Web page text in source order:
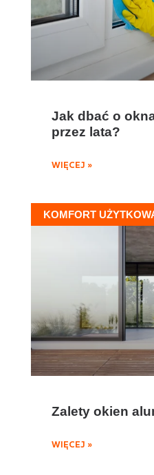
Jak dbać o
przez lata?
WIĘCEJ »
KOMFORT
Zalety okien
WIĘCEJ »